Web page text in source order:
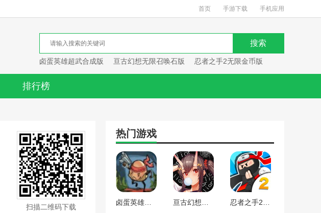
首页 手游下载 手机应用
卤蛋英雄超武合成版 亘古幻想无限召唤石版 忍者之手2无限金币版
排行榜
扫描二维码下载
热门游戏